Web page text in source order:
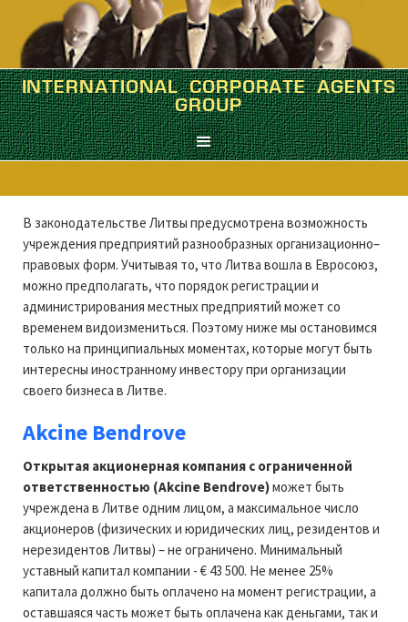
INTERNATIONAL CORPORATE AGENTS
GROUP
ЛИТВА
Краткий корпоративный экскурс
В законодательстве Литвы предусмотрена возможность
учреждения предприятий разнообразных организационно–
правовых форм. Учитывая то, что Литва вошла в Евросоюз,
можно предполагать, что порядок регистрации и
администрирования местных предприятий может со
временем видоизмениться. Поэтому ниже мы остановимся
только на принципиальных моментах, которые могут быть
интересны иностранному инвестору при организации
своего бизнеса в Литве.
Akcine Bendrove
Открытая акционерная компания с ограниченной
ответственностью (Akcine Bendrove)может быть
учреждена в Литве одним лицом, а максимальное число
акционеров (физических и юридических лиц, резидентов и
нерезидентов Литвы) – не ограничено. Минимальный
уставный капитал компании - € 43 500. Не менее 25%
капитала должно быть оплачено на момент регистрации, а
оставшаяся часть может быть оплачена как деньгами, так и